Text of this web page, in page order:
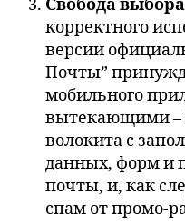
Свобода выбора
корректного
версии
Почты”
мобильного
вытекающими –
волокита с
данных, форм и
почты, и, как
спам от промо-